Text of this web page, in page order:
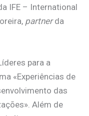
IFE – International
partnerda
para a
«Experiências de
das
Além de